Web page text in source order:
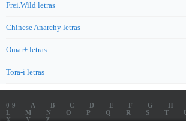
Frei.Wild letras
Chinese Anarchy letras
Omar+ letras
Tora-i letras
0-9 A B C D E F G H
L
M N O P Q R S T
X
Y
Z